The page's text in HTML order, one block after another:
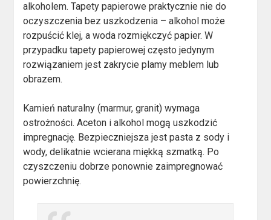
alkoholem. Tapety papierowe praktycznie nie do
oczyszczenia bez uszkodzenia – alkohol może
rozpuścić klej, a woda rozmiękczyć papier. W
przypadku tapety papierowej często jedynym
rozwiązaniem jest zakrycie plamy meblem lub
obrazem.
Kamień naturalny (marmur, granit) wymaga
ostrożności. Aceton i alkohol mogą uszkodzić
impregnację. Bezpieczniejsza jest pasta z sody i
wody, delikatnie wcierana miękką szmatką. Po
czyszczeniu dobrze ponownie zaimpregnować
powierzchnię.